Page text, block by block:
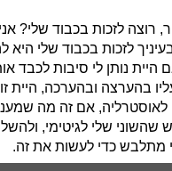
לזכות בכבוד שלי?
לזכות בכבוד שלי היא
נותן לי סיבות לכבד
בהערצה ובהערכה, היית
לאוסטרליה, אם זה מה
שלי לגיטימי,
מתלבש כדי לעשות את זה.